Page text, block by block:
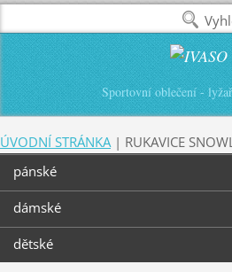
Sportovní oblečení -
ÚVODNÍ STRÁNKA | RUKAVICE
pánské
dámské
dětské